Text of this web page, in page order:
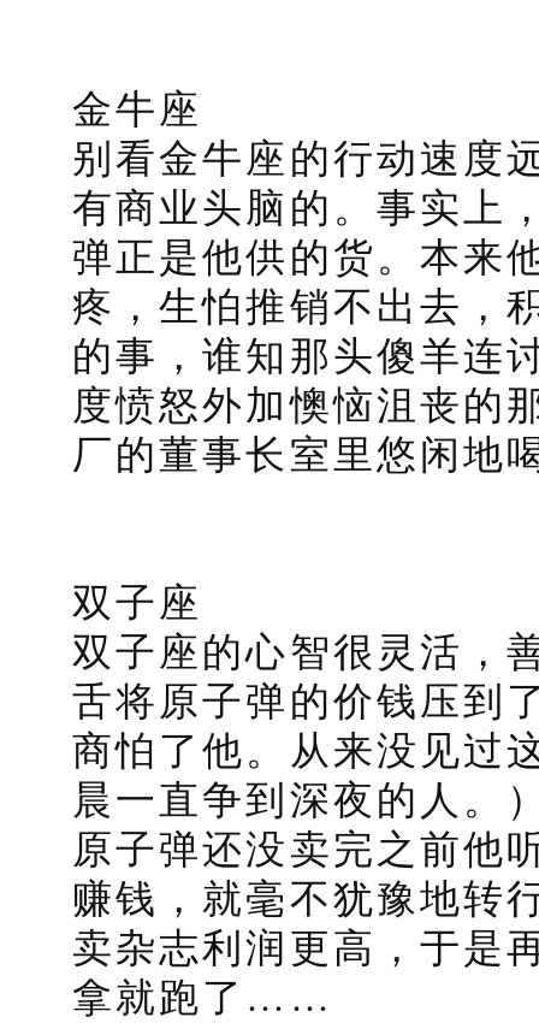
金牛座
别看金牛座的行动速度
有商业头脑的。事实上
弹正是他供的货。本来
疼，生怕推销不出去，
的事，谁知那头傻羊
度愤怒外加懊恼沮丧的
厂的董事长室里悠闲地
双子座
双子座的心智很灵活，
舌将原子弹的价钱压到
商怕了他。从来没见过
晨一直争到深夜的人。
原子弹还没卖完之前他
赚钱，就毫不犹豫地转
卖杂志利润更高，于是
拿就跑了……